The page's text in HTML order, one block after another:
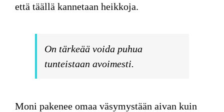
että täällä kannetaan heikkoja.
On tärkeää voida puhua
tunteistaan avoimesti.
Moni pakenee omaa väsymystään aivan kuin